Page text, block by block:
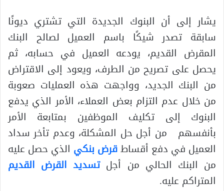
يشار إلى أن البنوك الجديدة التي تشتري ديونًا
سابقة تصدر شيكًا باسم العميل لصالح البنك
المقرض القديم، يودعه العميل في حسابه، ثم
يحصل على تصريح من الطرف، ويعود إلى الاقتراض
من البنك الجديد، وواجهت هذه العمليات صعوبة
من خلال عدم التزام بعض العملاء، الأمر الذي يدفع
البنوك إلى تكليف الموظفين بمتابعة الأمر
بأنفسهم من أجل حل المشكلة، وعدم تأخر سداد
العميل في دفع أقساطقرض بنكي الذي حصل عليه
من البنك الحالي من أجل تسديد القرض القديم
المتراكم عليه.